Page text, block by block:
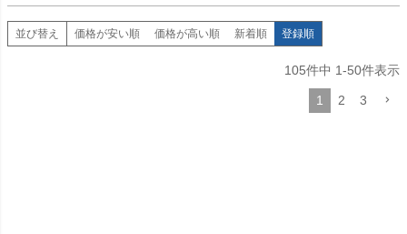
並び替え 価格が安い順 価格が高い順 新着順 登録順
105件中 1-50件表示
1 2 3